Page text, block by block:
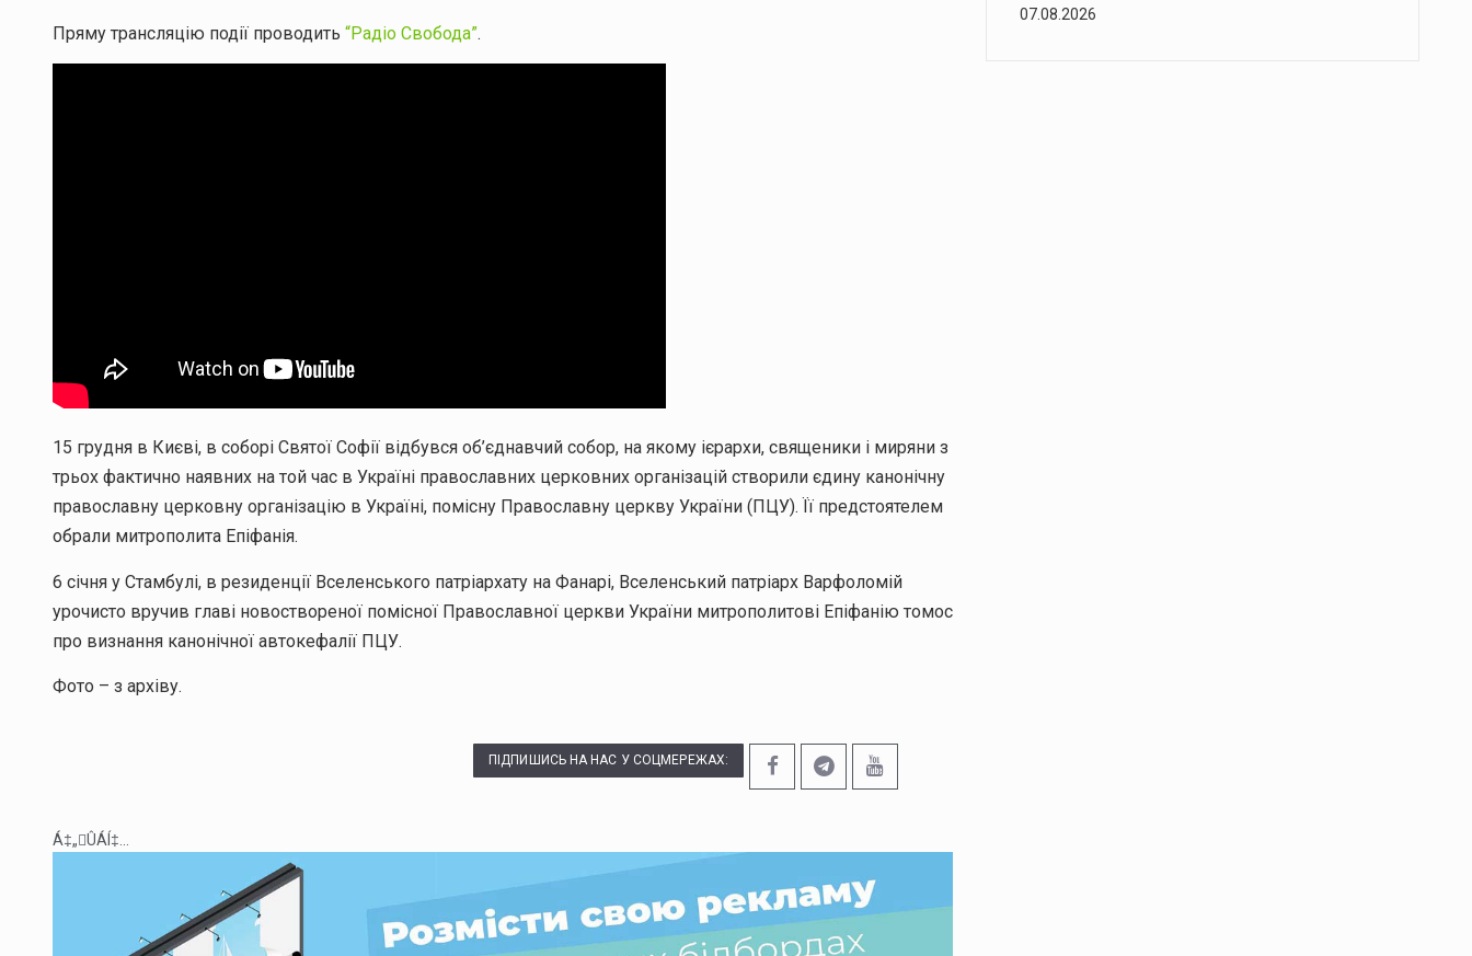
Пряму трансляцію події проводить “Радіо Свобода”.
15 грудня в Києві, в соборі Святої Софії відбувся об’єднавчий собор, на якому ієрархи, священики і миряни з
трьох фактично наявних на той час в Україні православних церковних організацій створили єдину канонічну
православну церковну організацію в Україні, помісну Православну церкву України (ПЦУ). Її предстоятелем
обрали митрополита Епіфанія.
6 січня у Стамбулі, в резиденції Вселенського патріархату на Фанарі, Вселенський патріарх Варфоломій
урочисто вручив главі новоствореної помісної Православної церкви України митрополитові Епіфанію томос
про визнання канонічної автокефалії ПЦУ.
Фото – з архіву.
ПІДПИШИСЬ НА НАС У СОЦМЕРЕЖАХ:
Á‡„ÛÁÍ‡...
07.08.2026